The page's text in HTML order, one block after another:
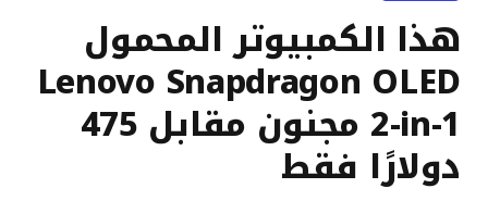
هذا الكمبيوتر المحمول
Lenovo Snapdragon OLED
2-in-1 مجنون مقابل 475
دولارًا فقط